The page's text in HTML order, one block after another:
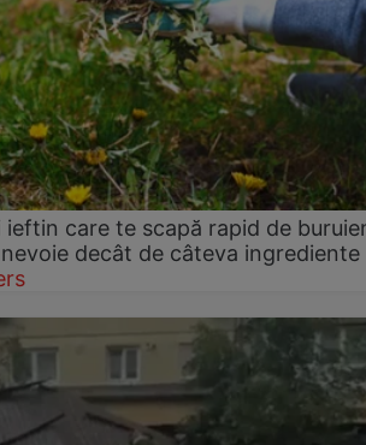
ieftin care te scapă rapid de
decât de câteva ingrediente